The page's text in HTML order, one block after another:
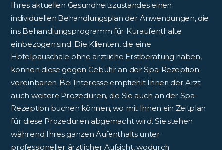
Ihres aktuellen Gesundheitszustandes einen
individuellen Behandlungsplan der Anwendungen, die
ins Behandlungsprogramm für Kuraufenthalte
einbezogen sind. Die Klienten, die eine
Hotelpauschale ohne ärztliche Erstberatung haben,
können diese gegen Gebühr an der Spa-Rezeption
vereinbaren. Bei Interesse empfiehlt Ihnen der Arzt
auch weitere Prozeduren, die Sie auch an der Spa-
Rezeption buchen können, wo mit Ihnen ein Zeitplan
für diese Prozeduren abgemacht wird. Sie stehen
während Ihres ganzen Aufenthalts unter
professioneller ärztlicher Aufsicht, wodurch